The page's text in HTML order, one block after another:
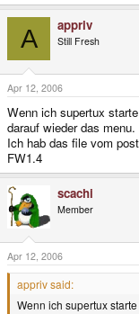
A appriv
Still Fresh
Apr 12, 2006
Wenn ich supertux
darauf wieder das menu.
Ich hab das file vom
FW1.4
scachi
Member
Apr 12, 2006
appriv said:
Wenn ich supertux